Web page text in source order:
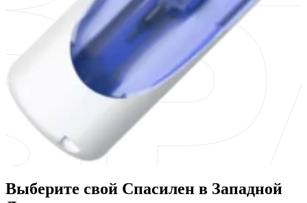
Выберите свой Спасилен в Западной